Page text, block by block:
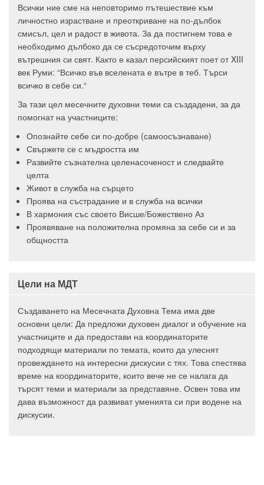
Всички ние сме на неповторимо пътешествие към
личностно израстване и преоткриване на по-дълбок
смисъл, цел и радост в живота. За да постигнем това е
необходимо дълбоко да се съсредоточим върху
вътрешния си свят. Както е казал персийският поет от XIII
век Руми: “Всичко във вселената е вътре в теб. Търси
всичко в себе си.“
За тази цел месечните духовни теми са създадени, за да
помогнат на участниците:
Опознайте себе си по-добре (самоосъзнаване)
Свържете се с мъдростта им
Развийте съзнателна целенасоченост и следвайте
целта
Живот в служба на сърцето
Проява на състрадание и в служба на всички
В хармония със своето Висше/Божествено Аз
Проявяване на положителна промяна за себе си и за
общността
Цели на МДТ
Създаването на Месечната Духовна Тема има две
основни цели: Да предложи духовен диалог и обучение на
участниците и да предостави на координаторите
подходящи материали по темата, които да улеснят
провеждането на интересни дискусии с тях. Това спестява
време на координаторите, които вече не се налага да
търсят теми и материали за представяне. Освен това им
дава възможност да развиват уменията си при водене на
дискусии.